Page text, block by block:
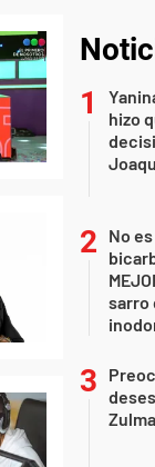
hizo
No
sarro